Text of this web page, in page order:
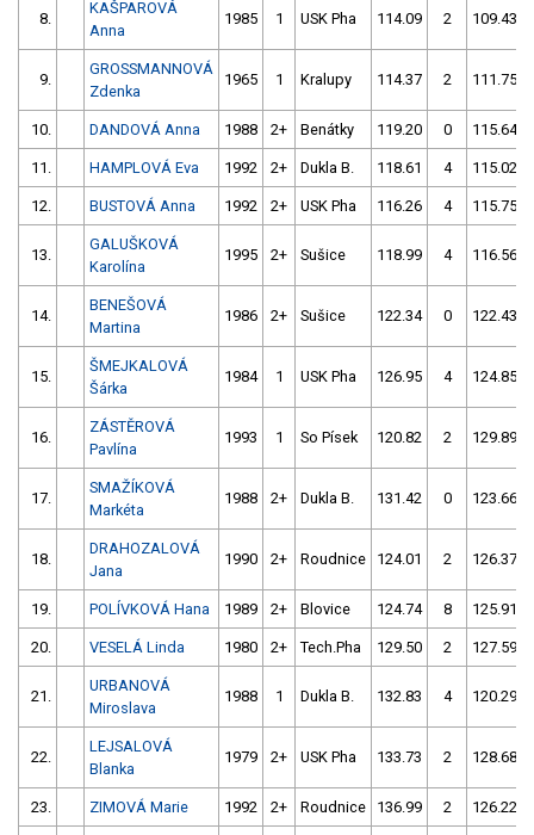
8.
KAŠPAROVÁ
Anna
1985 1 USK Pha 114.09 2 109.43
9.
GROSSMANNOVÁ
Zdenka
1965 1 Kralupy 114.37 2 111.75
10. DANDOVÁ Anna 1988 2+ Benátky 119.20 0 115.64
11. HAMPLOVÁ Eva 1992 2+ Dukla B. 118.61 4 115.02
12. BUSTOVÁ Anna 1992 2+ USK Pha 116.26 4 115.75
13.
GALUŠKOVÁ
Karolína
1995 2+ Sušice 118.99 4 116.56
14.
BENEŠOVÁ
Martina
1986 2+ Sušice 122.34 0 122.43
15.
ŠMEJKALOVÁ
Šárka
1984 1 USK Pha 126.95 4 124.85
16.
ZÁSTĚROVÁ
Pavlína
1993 1 So Písek 120.82 2 129.89
17.
SMAŽÍKOVÁ
Markéta
1988 2+ Dukla B. 131.42 0 123.66
18.
DRAHOZALOVÁ
Jana
1990 2+ Roudnice 124.01 2 126.37
19. POLÍVKOVÁ Hana 1989 2+ Blovice 124.74 8 125.91
20. VESELÁ Linda 1980 2+ Tech.Pha 129.50 2 127.59
21.
URBANOVÁ
Miroslava
1988 1 Dukla B. 132.83 4 120.29
22.
LEJSALOVÁ
Blanka
1979 2+ USK Pha 133.73 2 128.68
23. ZIMOVÁ Marie 1992 2+ Roudnice 136.99 2 126.22